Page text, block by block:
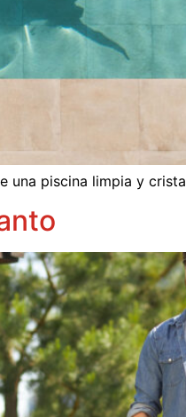
una piscina limpia y